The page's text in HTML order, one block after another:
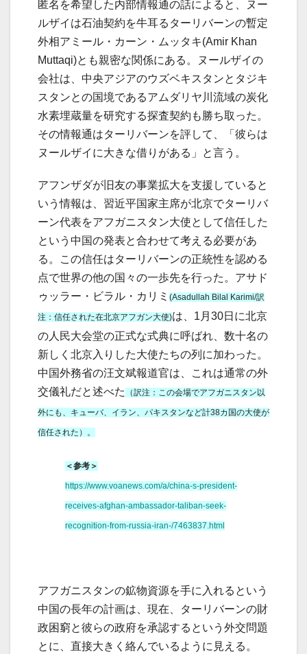
匿名を希望した内部情報通の話によると、ヌー
ルザイは石油契約を牛耳るターリバーンの暫定
外相アミール・カーン・ムッタキ(Amir Khan
Muttaqi)とも親密な関係にある。ヌールザイの
会社は、中央アジアのウズベキスタンとタジキ
スタンとの国境であるアムダリヤ川流域の炭化
水素埋蔵量を研究する探査契約も勝ち取った。
その情報通はターリバーンを評して、「彼らは
ヌールザイに大きな借りがある」と言う。
アフンザダが旧友の事業拡大を支援していると
いう情報は、習近平国家主席が北京でターリバ
ーン代表をアフガニスタン大使として信任した
という中国の発表と合わせて考える必要があ
る。この信任はターリバーンの正統性を認める
点で世界の他の国々の一歩先を行った。アサド
ゥッラー・ビラル・カリミ (Asadullah Bilal Karimi/訳
注：信任された在北京アフガン大使)は、1月30日に北京
の人民大会堂の正式な式典に呼ばれ、数十名の
新しく北京入りした大使たちの列に加わった。
中国外務省の汪文斌報道官は、これは通常の外
交儀礼だと述べた
（訳注：この会場でアフガニスタン以
外にも、キューバ、イラン、パキスタンなど計38カ国の大使が
信任された）。
＜参考＞
https://www.voanews.com/a/china-s-president-
receives-afghan-ambassador-taliban-seek-
recognition-from-russia-iran-/7463837.html
アフガニスタンの鉱物資源を手に入れるという
中国の長年の計画は、現在、ターリバーンの財
政困窮と彼らの政府を承認するという外交問題
とに、直接大きく絡んでいるように見える。